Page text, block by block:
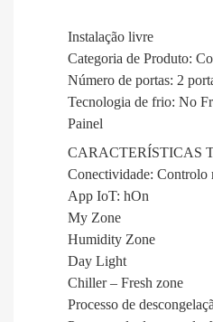
Instalação livre
Categoria de Produto:
Número de portas: 2
Tecnologia de frio: No
Painel
CARACTERÍSTICAS
Conectividade: Controlo
App IoT: hOn
My Zone
Humidity Zone
Day Light
Chiller – Fresh zone
Processo de